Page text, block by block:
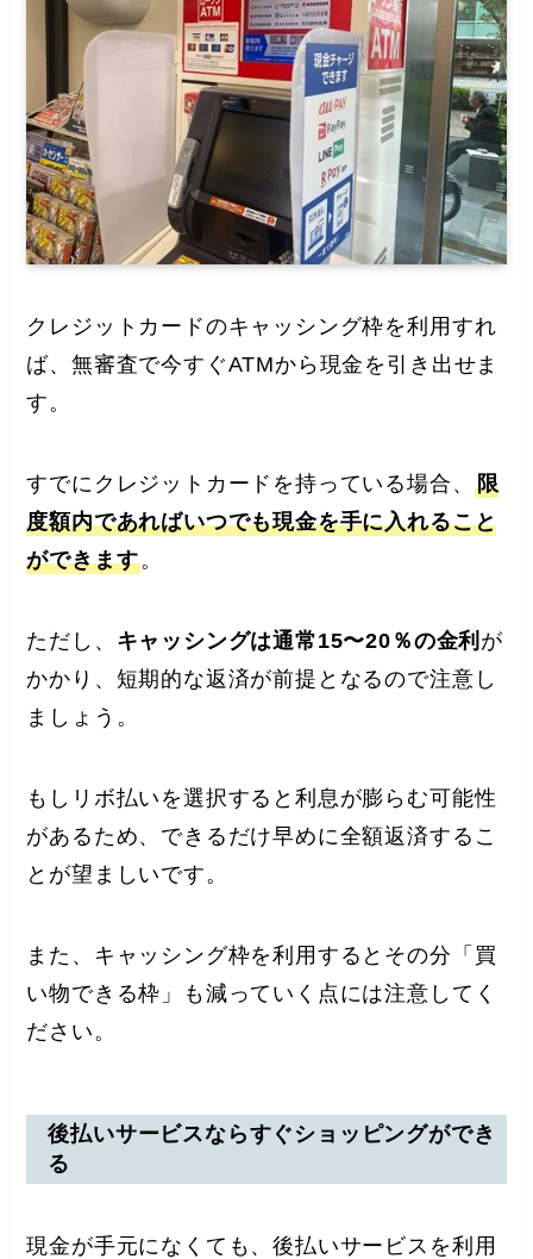
クレジットカードのキャッシング枠を利用すれ
ば、無審査で今すぐATMから現金を引き出せま
す。
すでにクレジットカードを持っている場合、 限
度額内であればいつでも現金を手に入れること
ができます。
ただし、 キャッシングは通常15〜20％の金利 が
かかり、短期的な返済が前提となるので注意し
ましょう。
もしリボ払いを選択すると利息が膨らむ可能性
があるため、できるだけ早めに全額返済するこ
とが望ましいです。
また、キャッシング枠を利用するとその分「買
い物できる枠」も減っていく点には注意してく
ださい。
後払いサービスならすぐショッピングができ
る
現金が手元になくても、後払いサービスを利用